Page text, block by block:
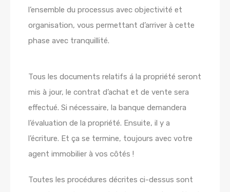
l’ensemble du processus avec objectivité et
organisation, vous permettant d’arriver à cette
phase avec tranquillité.
Tous les documents relatifs á la propriété seront
mis à jour, le contrat d’achat et de vente sera
effectué. Si nécessaire, la banque demandera
l’évaluation de la propriété. Ensuite, il y a
l’écriture. Et ça se termine, toujours avec votre
agent immobilier à vos côtés !
Toutes les procédures décrites ci-dessus sont